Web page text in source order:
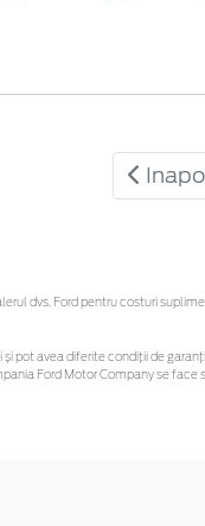
dvs. Ford pentru costuri
pot avea diferite condiții de
Ford Motor Company se